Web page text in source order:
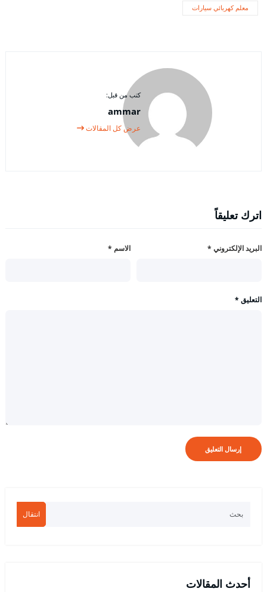
معلم كهربائي سيارات
كتب من قبل:
ammar
عرض كل المقالات
اترك تعليقاً
الاسم * البريد الإلكتروني *
التعليق *
انتقال
أحدث المقالات